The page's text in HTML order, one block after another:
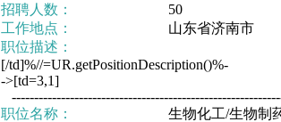
招聘人数：
50
工作地点：
山东省济南市
职位描述：
[/td]%//=UR.getPositionDescription()%-
->[td=3,1]
职位名称：
生物化工/生物制